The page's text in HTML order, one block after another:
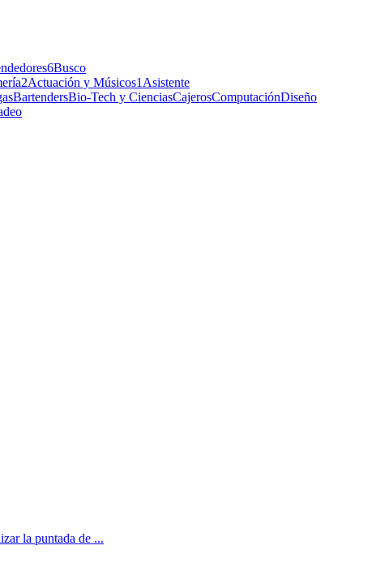
6Busco
2Actuación y Músicos1Asistente
BartendersBio-Tech y CienciasCajerosComputaciónDiseño
la puntada de ...